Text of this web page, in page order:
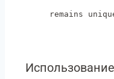
remains